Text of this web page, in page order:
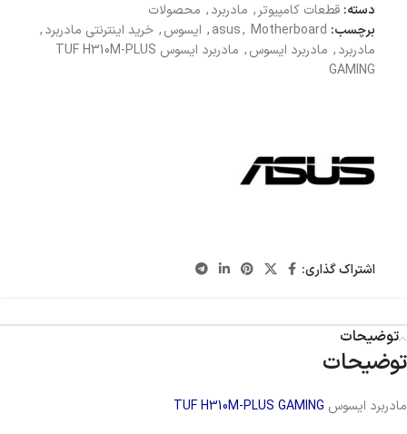
دسته: قطعات کامپیوتر , مادربرد, محصولات
برچسب:
asus, Motherboard
, ایسوس, خرید اینترنتی مادربرد,
مادربرد, مادربرد ایسوس,
مادربرد ایسوس TUF H310M-PLUS
GAMING
اشتراک گذاری:
توضیحات
توضیحات
مادربرد ایسوس TUF H310M-PLUS GAMING